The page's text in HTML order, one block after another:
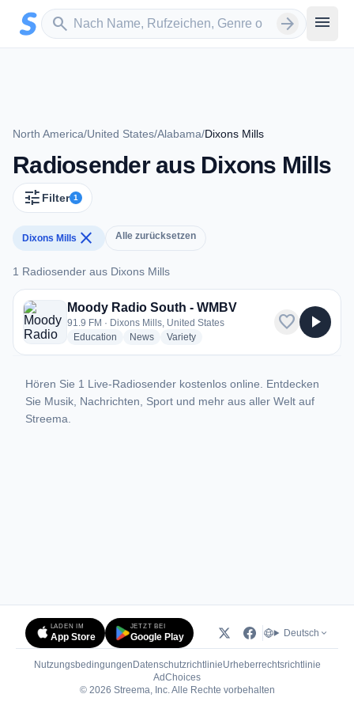
Zum Hauptinhalt springen
search
Sender suchen arrow_forward menu
North America/United States/Alabama/Dixons Mills
Radiosender aus Dixons Mills
tune Filter 1
Dixons Mills close Alle zurücksetzen
1 Radiosender aus Dixons Mills
1 Radiosender aus Dixons Mills
Moody Radio South - WMBV
91.9 FM · Dixons Mills, United States
Education radio stations
Newsradio stations
Varietyradio stations
favorite play_arrow
Hören Sie 1 Live-Radiosender kostenlos online. Entdecken
Sie Musik, Nachrichten, Sport und mehr aus aller Welt auf
Streema.
LADEN IM
App Store
JETZT BEI
Google Play Deutsch
Nutzungsbedingungen DatenschutzrichtlinieUrheberrechtsrichtlinie
AdChoices(öffnet in neuem Tab)
© 2026 Streema, Inc. Alle Rechte vorbehalten